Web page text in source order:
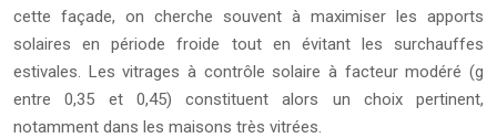
cette façade, on cherche souvent à maximiser les apports
solaires en période froide tout en évitant les surchauffes
estivales. Les vitrages à contrôle solaire à facteur modéré (g
entre 0,35 et 0,45) constituent alors un choix pertinent,
notamment dans les maisons très vitrées.